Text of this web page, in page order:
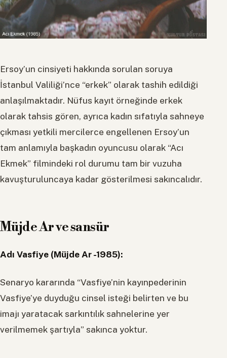
Ersoy’un cinsiyeti hakkında sorulan soruya
İstanbul Valiliği’nce “erkek” olarak tashih edildiği
anlaşılmaktadır. Nüfus kayıt örneğinde erkek
olarak tahsis gören, ayrıca kadın sıfatıyla sahneye
çıkması yetkili mercilerce engellenen Ersoy’un
tam anlamıyla başkadın oyuncusu olarak “Acı
Ekmek” filmindeki rol durumu tam bir vuzuha
kavuşturuluncaya kadar gösterilmesi sakıncalıdır.
Müjde Ar ve sansür
Adı Vasfiye (Müjde Ar -1985):
Senaryo kararında “Vasfiye’nin kayınpederinin
Vasfiye’ye duyduğu cinsel isteği belirten ve bu
imajı yaratacak sarkıntılık sahnelerine yer
verilmemek şartıyla” sakınca yoktur.